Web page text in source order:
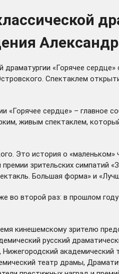
«Горячее
Спектаклем
сердце» – главное
живым спектаклем,
Это история о
зрительских симпатий
Большая форма» и
второй раз: в прошлом
кинешемскому зрителю
русский
театр драмы,